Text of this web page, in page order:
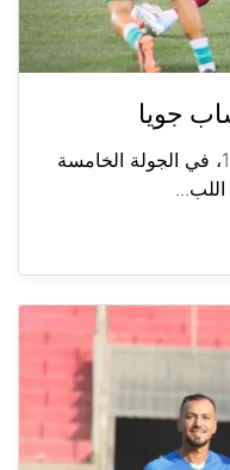
جويا
فوز الأنصار على جويا الرياضي 2-1، في الجولة الخامسة